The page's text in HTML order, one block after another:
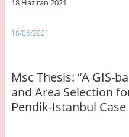
18/06/2021
Msc Thesis: “A GIS-
and Area Selection
Pendik-Istanbul Case